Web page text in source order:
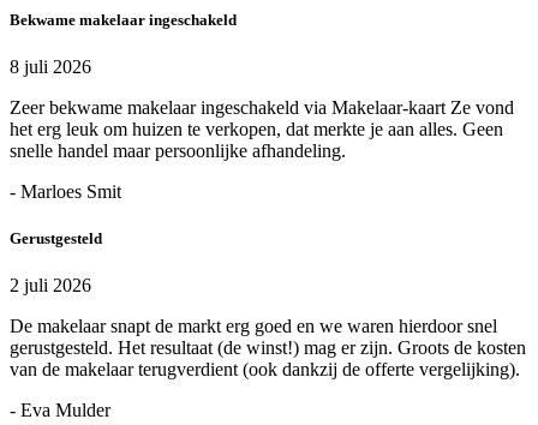
Bekwame makelaar ingeschakeld
8 juli 2026
Zeer bekwame makelaar ingeschakeld via Makelaar-kaart Ze vond
het erg leuk om huizen te verkopen, dat merkte je aan alles. Geen
snelle handel maar persoonlijke afhandeling.
- Marloes Smit
Gerustgesteld
2 juli 2026
De makelaar snapt de markt erg goed en we waren hierdoor snel
gerustgesteld. Het resultaat (de winst!) mag er zijn. Groots de kosten
van de makelaar terugverdient (ook dankzij de offerte vergelijking).
- Eva Mulder